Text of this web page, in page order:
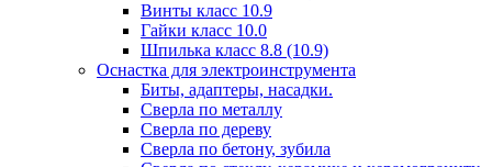
Винты класс 10.9
Гайки класс 10.0
Шпилька класс 8.8 (10.9)
Оснастка для электроинструмента
Биты, адаптеры, насадки.
Сверла по металлу
Сверла по дереву
Сверла по бетону, зубила